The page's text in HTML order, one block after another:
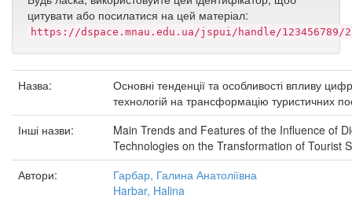
цитувати або посилатися на цей матеріал:
https://dspace.mnau.edu.ua/jspui/handle/123456789/
Назва:
Основні тенденції та особливості впливу
технологій на трансформацію туристичних
Інші назви:
Main Trends and Features of the Influence of
Technologies on the Transformation of Tourist
Автори:
Гарбар, Галина Анатоліївна
Harbar, Halina